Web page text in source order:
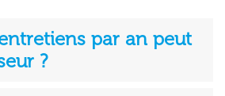
par an peut
?